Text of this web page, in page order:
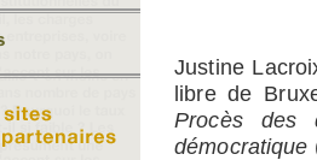
Justine
libre de
Procès des
démocratique